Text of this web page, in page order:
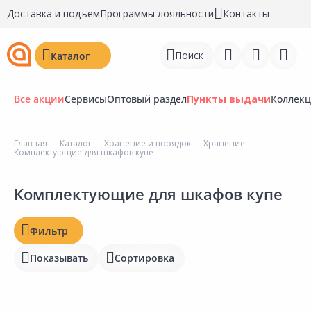
Доставка и подъемПрограммы лояльности Контакты
Каталог Поиск
Войти
Регистрация
Все акцииСервисыОптовый разделПункты выдачи
Главная — Каталог—Хранение и порядок—Хранение —
Комплектующие для шкафов купе
Комплектующие для шкафов купе
Статус
Отзывы
Фильтр
Показывать Сортировка